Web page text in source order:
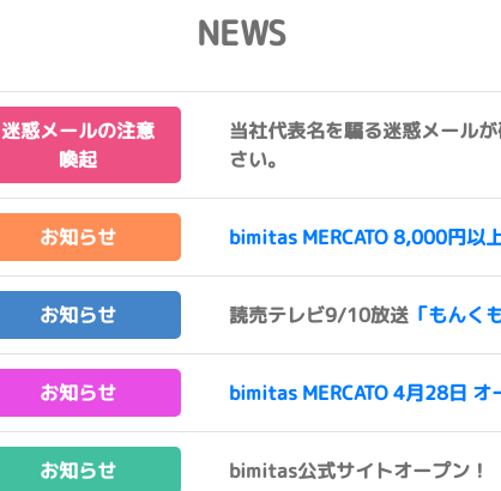
NEWS
迷惑メールの注意
喚起
当社代表名を騙る迷惑メール
さい。
お知らせ bimitas MERCATO 8,000円以
お知らせ 読売テレビ9/10放送 「もんく
お知らせ bimitas MERCATO 4月28日 オ
お知らせ bimitas公式サイトオープン！